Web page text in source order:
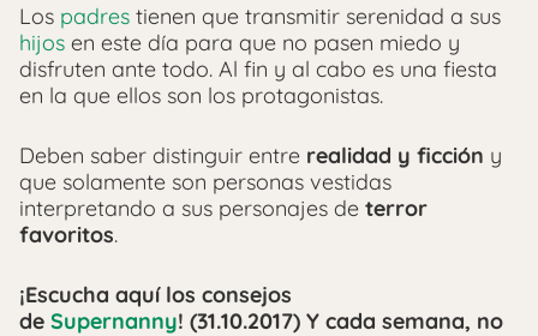
Los padres tienen que transmitir serenidad a sus
hijos en este día para que no pasen miedo y
disfruten ante todo. Al fin y al cabo es una fiesta
en la que ellos son los protagonistas.
Deben saber distinguir entre realidad y ficción y
que solamente son personas vestidas
interpretando a sus personajes de terror
favoritos.
¡Escucha aquí los consejos
de Supernanny! (31.10.2017) Y cada semana, no